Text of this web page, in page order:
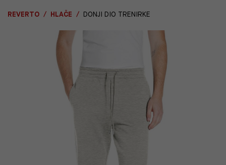
REVERTO HLAČE DONJI DIO TRENIRKE